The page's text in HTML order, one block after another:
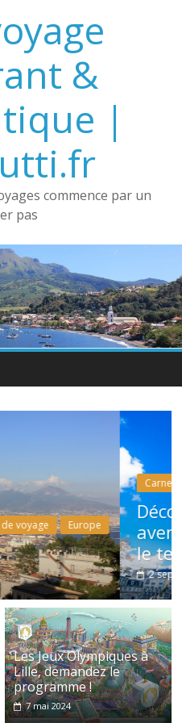
&
|
commence par un
pas
France
une journée : une
et gastronomique
end
Les Jeux Olympiques à
Lille, demandez le
programme !
7 mai 2024